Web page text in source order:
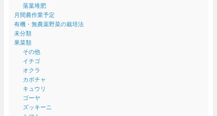
落葉堆肥
月間農作業予定
有機・無農薬野菜の栽培法
未分類
果菜類
その他
イチゴ
オクラ
カボチャ
キュウリ
ゴーヤ
ズッキーニ